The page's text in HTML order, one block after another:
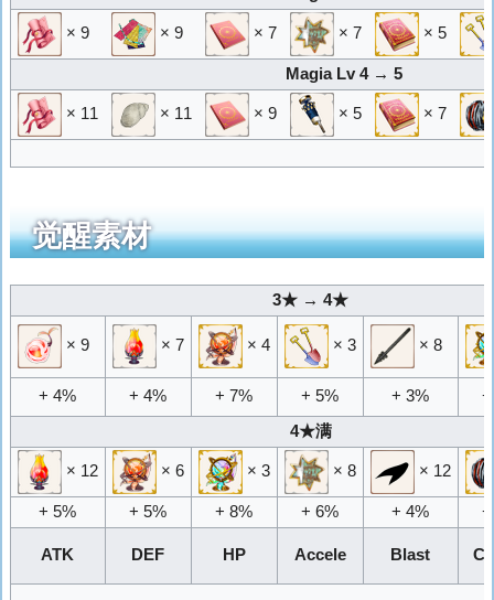
× 9 × 9 × 7 × 7 × 5
Magia Lv 4 → 5
× 11 × 11 × 9 × 5 × 7
觉醒素材
3★ → 4★
× 9 × 7 × 4 × 3 × 8
+ 4% + 4% + 7% + 5% + 3%
4★满
× 12 × 6 × 3 × 8 × 12
+ 5% + 5% + 8% + 6% + 4%
ATK DEF HP Accele Blast